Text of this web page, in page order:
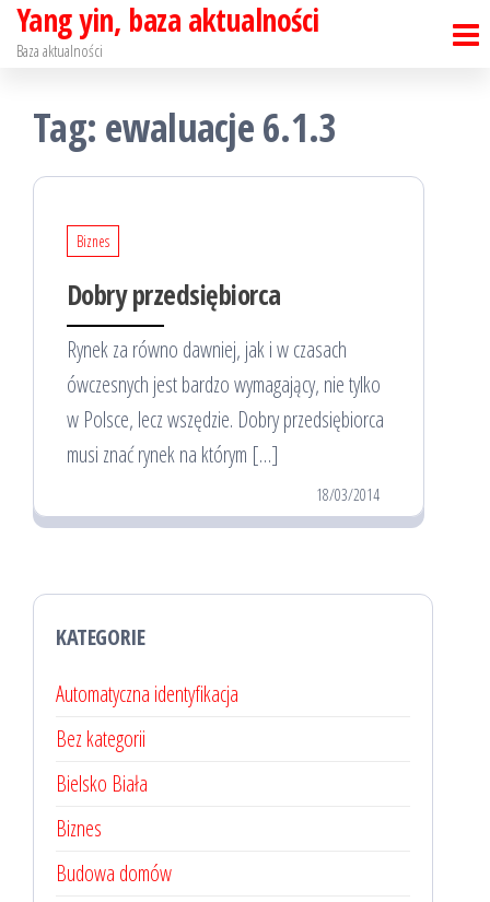
Skip
content
Yang yin, baza aktualności
Baza aktualności
Tag: ewaluacje 6.1.3
Biznes
Dobry przedsiębiorca
Rynek za równo dawniej, jak i w czasach
ówczesnych jest bardzo wymagający, nie tylko
w Polsce, lecz wszędzie. Dobry przedsiębiorca
musi znać rynek na którym […]
18/03/2014
KATEGORIE
Automatyczna identyfikacja
Bez kategorii
Bielsko Biała
Biznes
Budowa domów